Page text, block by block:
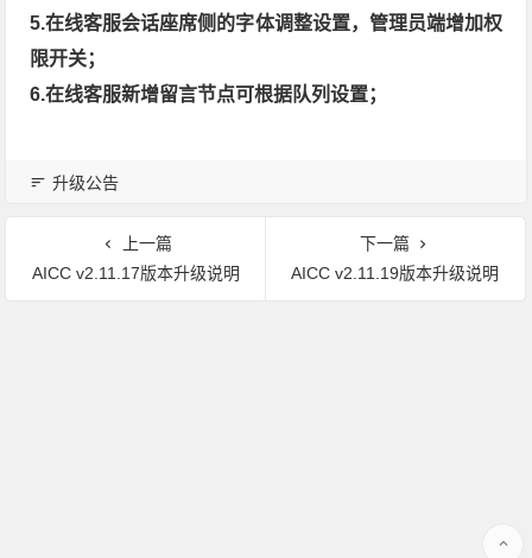
5.在线客服会话座席侧的字体调整设置，管理员端增加权
限开关；
6.在线客服新增留言节点可根据队列设置；
升级公告
上一篇
AICC v2.11.17版本升级说明
下一篇
AICC v2.11.19版本升级说明